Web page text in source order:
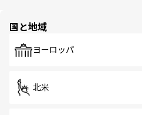
で、ホーカーズは地元の
国と地域
ヨーロッパ
北米